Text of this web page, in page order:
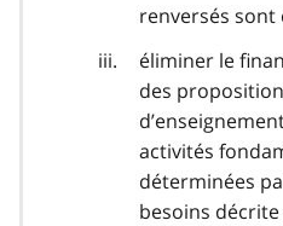
renversés sont
éliminer le
des
activités
déterminées
besoins décrite